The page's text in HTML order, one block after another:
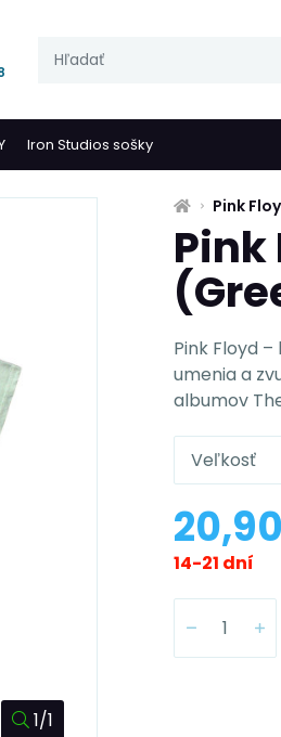
Iron Studios sošky
1/1
Pink
Pink
Pink Floyd
umenia a
albumov
Veľkosť
14-21 dní